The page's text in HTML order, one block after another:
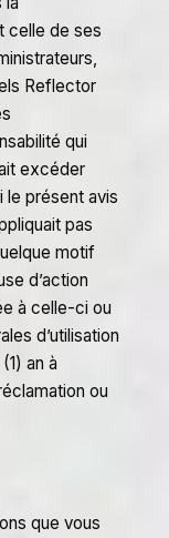
celle de ses
Reflector
qui
excéder
le présent avis
pas
motif
d’action
à celle-ci ou
d’utilisation
an à
ou
que vous